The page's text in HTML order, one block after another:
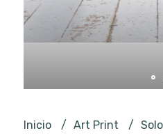
Inicio Art Print